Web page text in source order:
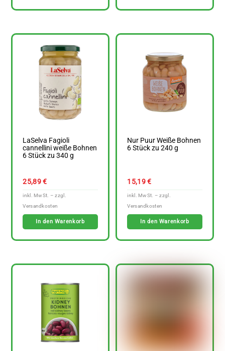
LaSelva Fagioli
cannellini weiße Bohnen
6 Stück zu 340 g
25,89€
In den Warenkorb
Nur Puur Weiße Bohnen
6 Stück zu 240 g
15,19€
In den Warenkorb